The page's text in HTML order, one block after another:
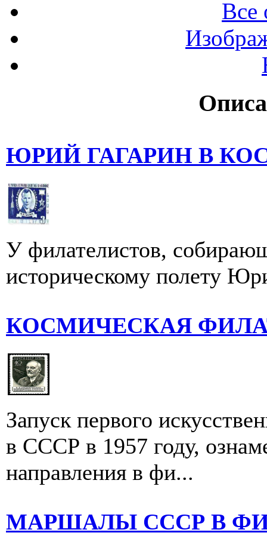
Все
ЮРИЙ ГАГАРИН В
У филателистов,
историческому полету
КОСМИЧЕСКАЯ
Запуск первого
в СССР в 1957 году,
направления в фи...
МАРШАЛЫ СССР В